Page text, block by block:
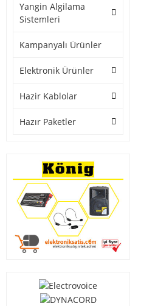
Yangin Algilama
Sistemleri
Kampanyalı Ürünler
Elektronik Ürünler
Hazir Kablolar
Hazır Paketler